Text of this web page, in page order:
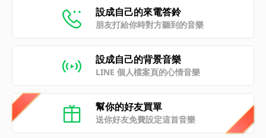
設成自己的來電答鈴
朋友打給你時對方聽到的音樂
設成自己的背景音樂
LINE 個人檔案頁的心情音樂
幫你的好友買單
送你好友免費設定這首音樂